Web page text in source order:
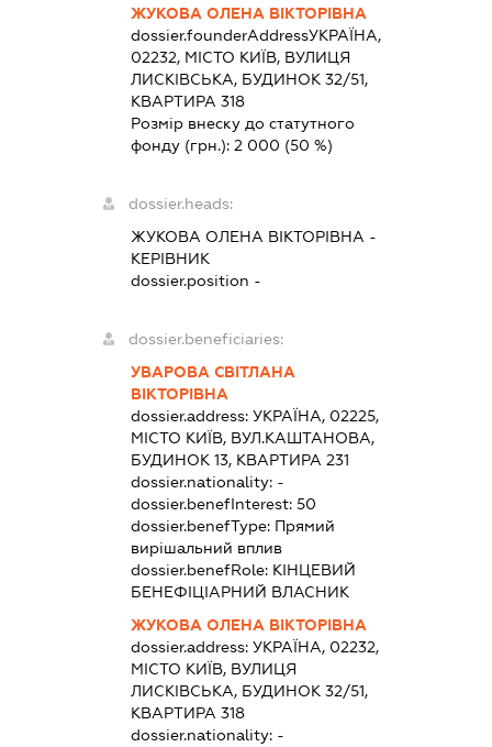
ЖУКОВА ОЛЕНА ВІКТОРІВНА
dossier.founderAddressУКРАЇНА,
02232, МІСТО КИЇВ, ВУЛИЦЯ
ЛИСКІВСЬКА, БУДИНОК 32/51,
КВАРТИРА 318
Розмір внеску до статутного
фонду (грн.): 2 000 (50 %)
dossier.heads:
ЖУКОВА ОЛЕНА ВІКТОРІВНА -
КЕРІВНИК
dossier.position -
dossier.beneficiaries:
УВАРОВА СВІТЛАНА
ВІКТОРІВНА
dossier.address: УКРАЇНА, 02225,
МІСТО КИЇВ, ВУЛ.КАШТАНОВА,
БУДИНОК 13, КВАРТИРА 231
dossier.nationality: -
dossier.benefInterest: 50
dossier.benefType: Прямий
вирішальний вплив
dossier.benefRole: КІНЦЕВИЙ
БЕНЕФІЦІАРНИЙ ВЛАСНИК
ЖУКОВА ОЛЕНА ВІКТОРІВНА
dossier.address: УКРАЇНА, 02232,
МІСТО КИЇВ, ВУЛИЦЯ
ЛИСКІВСЬКА, БУДИНОК 32/51,
КВАРТИРА 318
dossier.nationality: -